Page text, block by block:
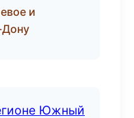
и
Дону
Южный